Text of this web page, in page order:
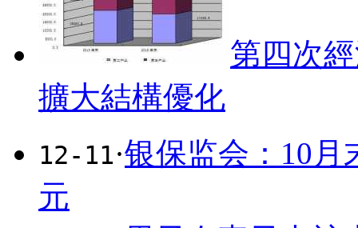
第四次
擴大結構優化
12-11·银保监会：10月
元